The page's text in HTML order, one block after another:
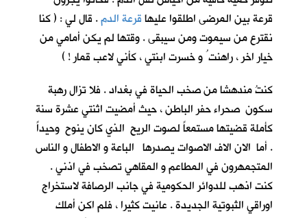
قرعة بين المرضى اطلقوا عليهاقرعة الدم. قال لي : ( كنا
نقترع من سيموت ومن سيبقى . وقتها لم يكن أمامي من
خيار اخر ، راهنت ُ و خسرت ابنتي ، كأني لاعب قمار ! )
كنتُ مندهشا من صخب الحياة في بغداد . فلا تزال رهبة
سكون صحراء حفر الباطن ، حيث أمضيت اثنتي عشرة سنة
كأملة قضيتها مستمعاً لصوت الريح الذي كان ينوح وحيداً
. أما الان الاف الاصوات يصدرها الباعة و الاطفال و الناس
المتجمهرون في المطاعم و المقاهي تصخب في اذني .
كنت اذهب للدوائر الحكومية في جانب الرصافة لاستخراج
اوراقي الثبوتية الجديدة . عانيت كثيرا ، فلم اكن أملك